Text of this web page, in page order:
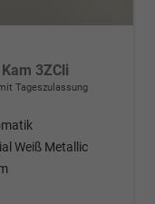
3ZCli
Tageszulassung
Weiß Metallic